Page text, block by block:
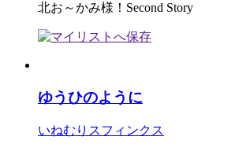
北お～かみ様！Second Story
ゆうひのように
いねむりスフィンクス